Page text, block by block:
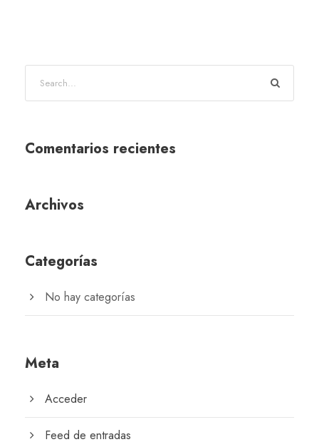
Comentarios recientes
Archivos
Categorías
No hay categorías
Meta
Acceder
Feed de entradas